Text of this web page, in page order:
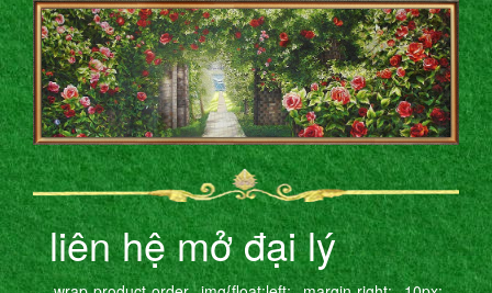
liên hệ mở đại lý